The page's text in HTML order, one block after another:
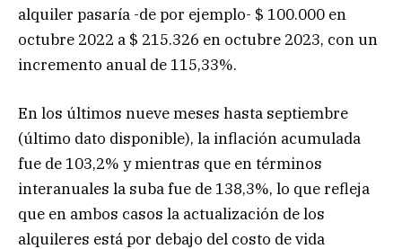
alquiler pasaría -de por ejemplo- $ 100.000 en
octubre 2022 a $ 215.326 en octubre 2023, con un
incremento anual de 115,33%.
En los últimos nueve meses hasta septiembre
(último dato disponible), la inflación acumulada
fue de 103,2% y mientras que en términos
interanuales la suba fue de 138,3%, lo que refleja
que en ambos casos la actualización de los
alquileres está por debajo del costo de vida